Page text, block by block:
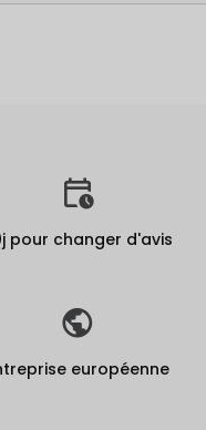
pour changer d'avis
européenne